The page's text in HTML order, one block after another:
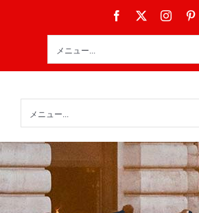
Facebook
メニュー...
メニュー...